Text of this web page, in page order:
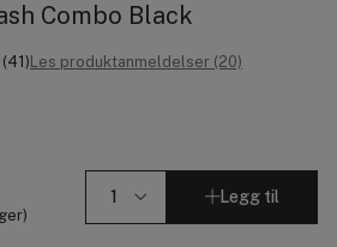
Combo Black
(41) Les produktanmeldelser (20)
Legg til